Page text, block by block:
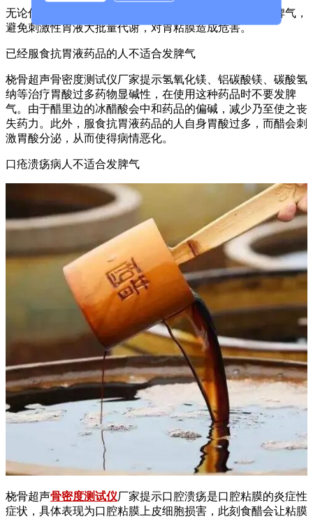
无论你的胃有多么的强壮，空着肚子过程中尽量不要发脾气，
避免刺激性胃液大批量代谢，对胃粘膜造成危害。
已经服食抗胃液药品的人不适合发脾气
桡骨超声骨密度测试仪厂家提示氢氧化镁、铝碳酸镁、碳酸氢
纳等治疗胃酸过多药物显碱性，在使用这种药品时不要发脾
气。由于醋里边的冰醋酸会中和药品的偏碱，减少乃至使之丧
失药力。此外，服食抗胃液药品的人自身胃酸过多，而醋会刺
激胃酸分泌，从而使得病情恶化。
口疮溃疡病人不适合发脾气
桡骨超声骨密度测试仪厂家提示口腔溃疡是口腔粘膜的炎症性
症状，具体表现为口腔粘膜上皮细胞损害，此刻食醋会让粘膜